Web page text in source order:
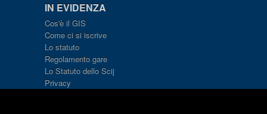
IN EVIDENZA
Cos'è il GIS
Come ci si iscrive
Lo statuto
Regolamento gare
Lo Statuto dello Scij
Privacy